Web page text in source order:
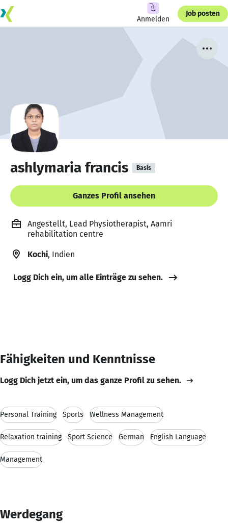
Anmelden
Job posten
ashlymaria francis Basis
Ganzes Profil ansehen
Angestellt, Lead Physiotherapist, Aamri
rehabilitation centre
Kochi, Indien
Logg Dich ein, um alle Einträge zu sehen.
Fähigkeiten und Kenntnisse
Logg Dich jetzt ein, um das ganze Profil zu sehen.
Personal Training Sports Wellness Management
Relaxation training Sport Science German English Language
Management
Werdegang